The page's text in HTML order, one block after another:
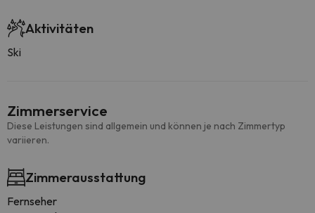
Aktivitäten
Ski
Zimmerservice
Diese Leistungen sind allgemein und können je nach Zimmertyp
variieren.
Zimmerausstattung
Fernseher